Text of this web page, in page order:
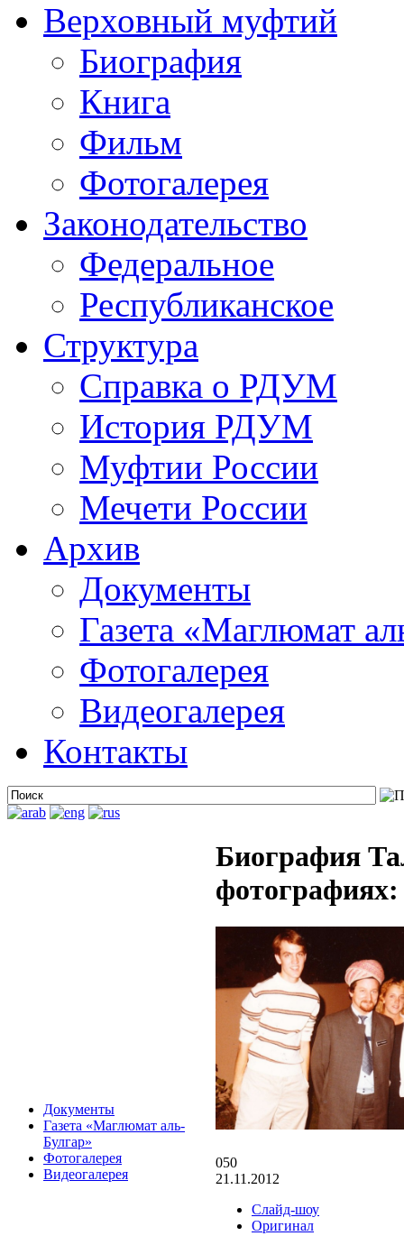
Верховный муфтий
Биография
Книга
Фильм
Фотогалерея
Законодательство
Федеральное
Республиканское
Структура
Справка о РДУМ
История РДУМ
Муфтии России
Мечети России
Архив
Документы
Газета «Маглюмат
Фотогалерея
Видеогалерея
Контакты
Документы
Газета «Маглюмат аль-
Булгар»
Фотогалерея
Видеогалерея
Биография
фотографиях:
050
21.11.2012
Слайд-шоу
Оригинал